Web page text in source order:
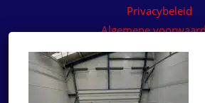
Privacybeleid
Algemene
Algemene voorwaarden
Offerte